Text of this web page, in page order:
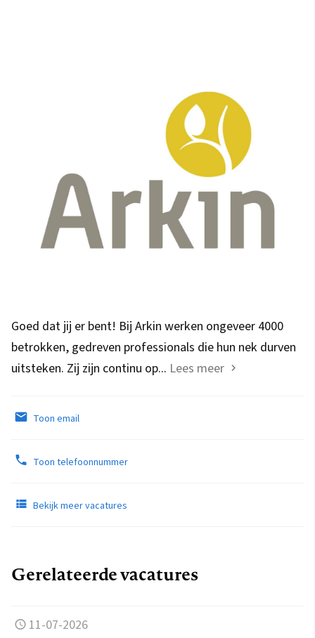
Goed dat jij er bent! Bij Arkin werken ongeveer 4000
betrokken, gedreven professionals die hun nek durven
uitsteken. Zij zijn continu op... Lees meer
Toon email
Toon telefoonnummer
Bekijk meer vacatures
Gerelateerde vacatures
11-07-2026